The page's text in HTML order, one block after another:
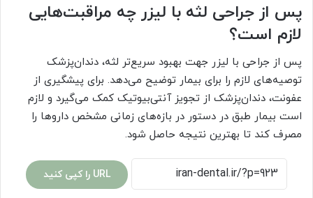
پس از جراحی لثه با لیزر چه مراقبت‌هایی
لازم است؟
پس از جراحی با لیزر جهت بهبود سریع‌تر لثه، دندان‌پزشک
توصیه‌های لازم را برای بیمار توضیح می‌دهد. برای پیشگیری از
عفونت، دندان‌پزشک از تجویز آنتی‌بیوتیک کمک می‌گیرد و لازم
است بیمار طبق در دستور در بازه‌های زمانی مشخص داروها را
مصرف کند تا بهترین نتیجه حاصل شود.
URL را کپی کنید